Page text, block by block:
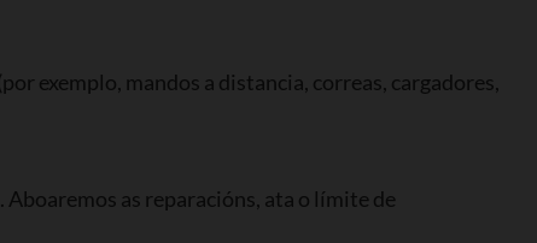
exemplo, mandos a distancia, correas, cargadores,
as reparacións, ata o límite de